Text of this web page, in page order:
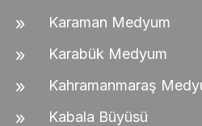
Karaman Medyum
Karabük Medyum
Kahramanmaraş
Kabala Büyüsü